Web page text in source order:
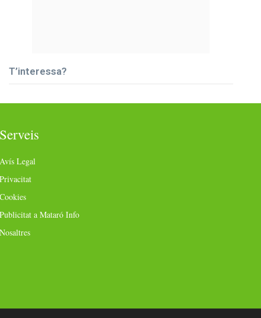
T’interessa?
Serveis
Avís Legal
Privacitat
Cookies
Publicitat a Mataró Info
Nosaltres